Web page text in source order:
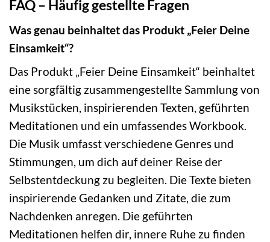
FAQ – Häufig gestellte Fragen
Was genau beinhaltet das Produkt „Feier Deine
Einsamkeit“?
Das Produkt „Feier Deine Einsamkeit“ beinhaltet
eine sorgfältig zusammengestellte Sammlung von
Musikstücken, inspirierenden Texten, geführten
Meditationen und ein umfassendes Workbook.
Die Musik umfasst verschiedene Genres und
Stimmungen, um dich auf deiner Reise der
Selbstentdeckung zu begleiten. Die Texte bieten
inspirierende Gedanken und Zitate, die zum
Nachdenken anregen. Die geführten
Meditationen helfen dir, innere Ruhe zu finden